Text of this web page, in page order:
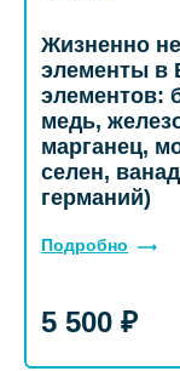
Жизненно
элементы в
элементов:
медь,
марганец,
селен,
германий)
Подробно
5 500 ₽